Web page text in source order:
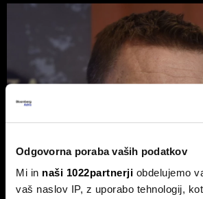
Odgovorna poraba vaših podatkov
Mi in naši 1022partnerji obdelujemo
vaš naslov IP, z uporabo tehnologij,